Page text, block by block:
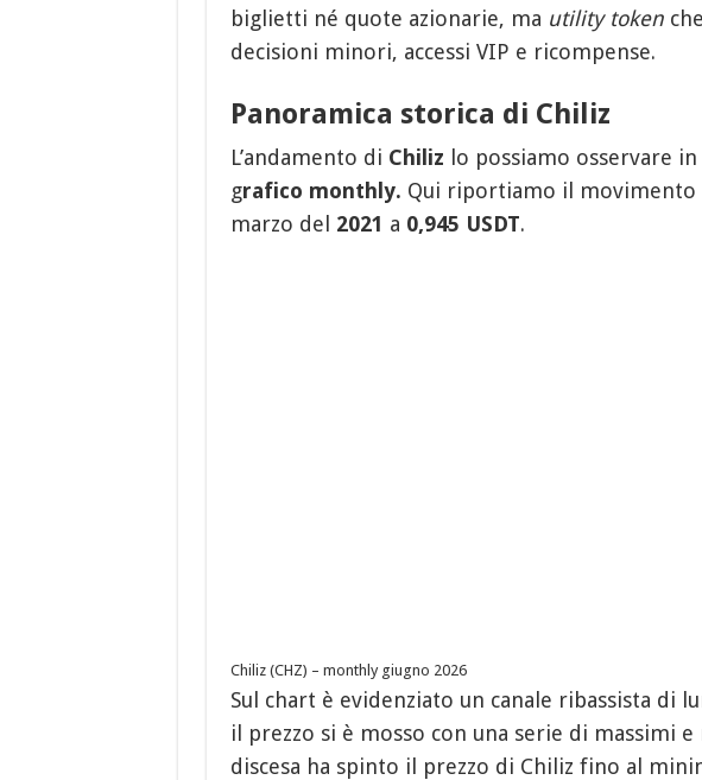
biglietti né quote azionarie, ma utility token
decisioni minori, accessi VIP e ricompense.
Panoramica storica di Chiliz
L’andamento di Chiliz lo possiamo osservare
grafico monthly. Qui riportiamo il movimento
marzo del 2021 a 0,945 USDT.
Chiliz (CHZ) – monthly giugno 2026
Sul chart è evidenziato un canale ribassista di
il prezzo si è mosso con una serie di massimi
discesa ha spinto il prezzo di Chiliz fino al